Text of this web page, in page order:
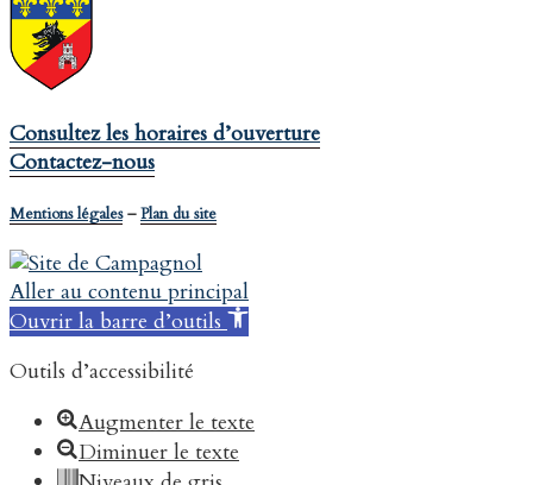
Consultez les horaires d’ouverture
Contactez-nous
Mentions légales–Plan du site
Aller au contenu principal
Ouvrir la barre d’outils
Outils d’accessibilité
Augmenter le texte
Diminuer le texte